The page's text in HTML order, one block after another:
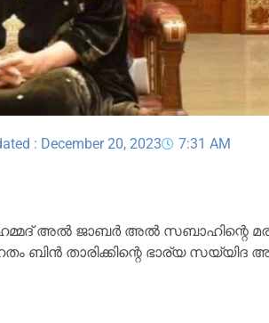
: December 20, 2023
7:31 AM
അൽ ജാബർ അൽ സബാഹിന്റെ
താരിക്കിന്റെ ഭാര്യ സയ്യിദ